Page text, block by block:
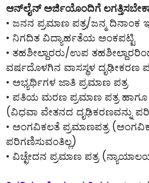
ಆನ್‌ಲೈನ್‌ ಅರ್ಜಿಯೊಂದಿಗೆ
• ಜನನ ಪ್ರಮಾಣ ಪತ್ರ/ಜನ್ಮ ದಿನಾಂಕ
• ನಿಗದಿತ ವಿದ್ಯಾರ್ಹತೆಯ ಅಂಕಪಟ್ಟಿ
• ತಹಶೀಲ್ದಾರರು/ಉಪ
ವರ್ಷದೊಳಗಿನ ವಾಸಸ್ಥಳ ದೃಢೀಕರಣ
• ಅಭ್ಯರ್ಥಿಗಳ ಜಾತಿ ಪ್ರಮಾಣ ಪತ್ರ
• ಪತಿಯ ಮರಣ ಪ್ರಮಾಣ ಪತ್ರ ಹಾಗೂ
(ವಿಧವಾ ವೇತನದ ದೃಢಿಕರಣವನ್ನು
• ಅಂಗವಿಕಲತೆ ಪ್ರಮಾಣಪತ್ರ
ಪರಿಗಣಿಸುವಂತಿಲ್ಲ)
• ವಿಚ್ಛೇದನ ಪ್ರಮಾಣ ಪತ್ರ